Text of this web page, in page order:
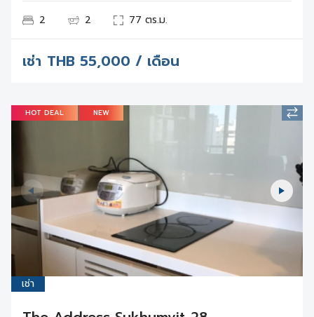
2 2 77 ตร.ม.
เช่า THB 55,000 / เดือน
HOT DEAL NEW
เช่า